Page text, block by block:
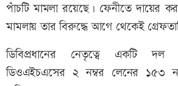
পাঁচটি মামলা রয়েছে। ফেনীতে দায়ের
মামলায় তার বিরুদ্ধে আগে থেকেই
ডিবিপ্রধানের নেতৃত্বে একটি দল
ডিওএইচএসের ২ নম্বর লেনের ১৫৩